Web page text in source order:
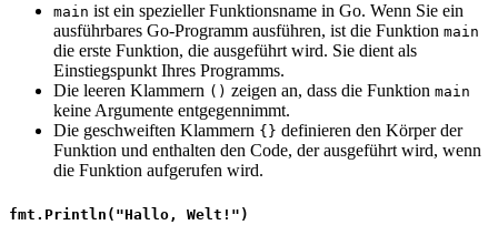
main ist ein spezieller Funktionsname in Go. Wenn Sie ein
ausführbares Go-Programm ausführen, ist die Funktion main
die erste Funktion, die ausgeführt wird. Sie dient als
Einstiegspunkt Ihres Programms.
Die leeren Klammern () zeigen an, dass die Funktion main
keine Argumente entgegennimmt.
Die geschweiften Klammern {} definieren den Körper der
Funktion und enthalten den Code, der ausgeführt wird, wenn
die Funktion aufgerufen wird.
fmt.Println("Hallo, Welt!")